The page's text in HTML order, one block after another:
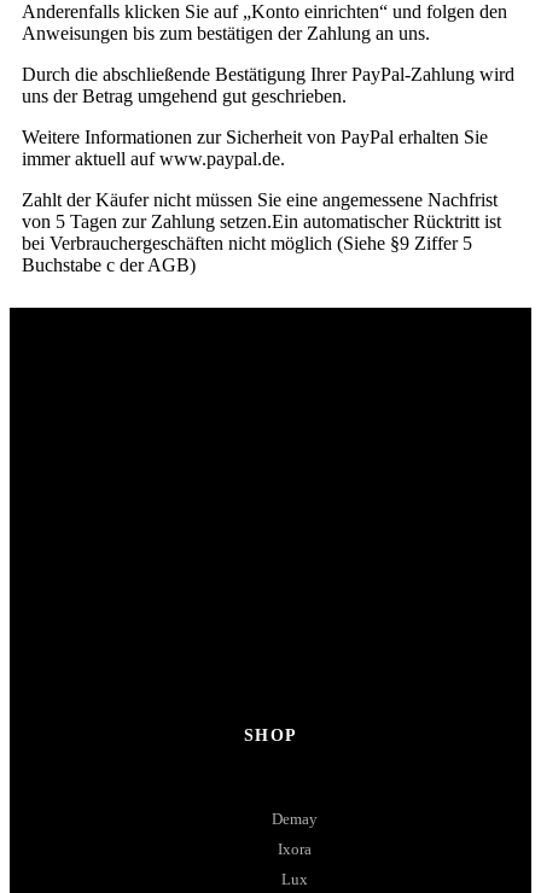
Anderenfalls klicken Sie auf „Konto einrichten“ und folgen den
Anweisungen bis zum bestätigen der Zahlung an uns.
Durch die abschließende Bestätigung Ihrer PayPal-Zahlung wird
uns der Betrag umgehend gut geschrieben.
Weitere Informationen zur Sicherheit von PayPal erhalten Sie
immer aktuell auf www.paypal.de.
Zahlt der Käufer nicht müssen Sie eine angemessene Nachfrist
von 5 Tagen zur Zahlung setzen.Ein automatischer Rücktritt ist
bei Verbrauchergeschäften nicht möglich (Siehe §9 Ziffer 5
Buchstabe c der AGB)
SHOP
Demay
Ixora
Lux